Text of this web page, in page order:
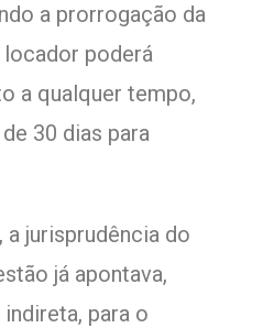
a prorrogação da
poderá
a qualquer tempo,
30 dias para
a jurisprudência do
já apontava,
para o